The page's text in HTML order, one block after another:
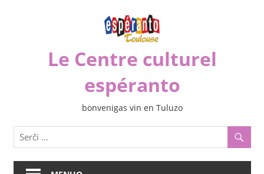
Le Centre culturel
espéranto
bonvenigas vin en Tuluzo